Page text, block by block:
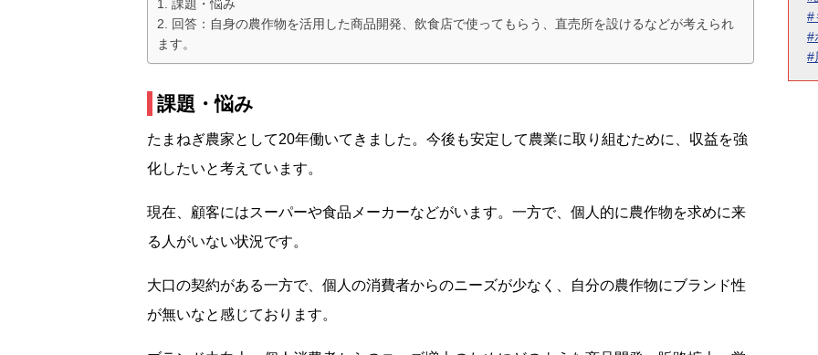
課題・悩み
回答：自身の農作物を活用した商品開発、飲食店で使ってもらう、直売所を設けるなどが考えられ
ます。
課題・悩み
たまねぎ農家として20年働いてきました。今後も安定して農業に取り組むために、収益を強
化したいと考えています。
現在、顧客にはスーパーや食品メーカーなどがいます。一方で、個人的に農作物を求めに来
る人がいない状況です。
大口の契約がある一方で、個人の消費者からのニーズが少なく、自分の農作物にブランド性
が無いなと感じております。
#
#
#